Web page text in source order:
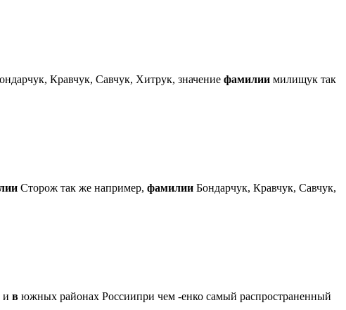
Кравчук, Савчук, Хитрук, значение фамилии милищук так
Сторож так же например, фамилии Бондарчук, Кравчук, Савчук,
и в южных районах Россиипри чем -енко самый распространенный